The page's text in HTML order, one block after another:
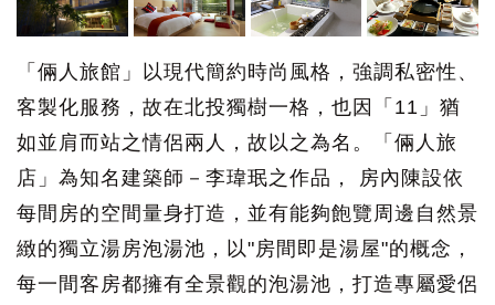
「倆人旅館」以現代簡約時尚風格，強調私密性、
客製化服務，故在北投獨樹一格，也因「11」猶
如並肩而站之情侶兩人，故以之為名。「倆人旅
店」為知名建築師－李瑋珉之作品， 房內陳設依
每間房的空間量身打造，並有能夠飽覽周邊自然景
緻的獨立湯房泡湯池，以"房間即是湯屋"的概念，
每一間客房都擁有全景觀的泡湯池，打造專屬愛侶